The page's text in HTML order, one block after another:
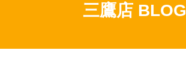
三鷹店 BLOG